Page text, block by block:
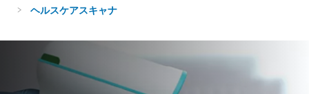
ヘルスケアスキャナ